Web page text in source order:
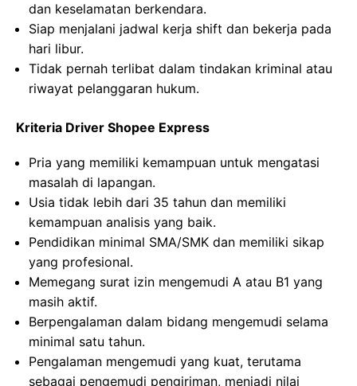
dan keselamatan berkendara.
Siap menjalani jadwal kerja shift dan bekerja pada
hari libur.
Tidak pernah terlibat dalam tindakan kriminal atau
riwayat pelanggaran hukum.
Kriteria Driver Shopee Express
Pria yang memiliki kemampuan untuk mengatasi
masalah di lapangan.
Usia tidak lebih dari 35 tahun dan memiliki
kemampuan analisis yang baik.
Pendidikan minimal SMA/SMK dan memiliki sikap
yang profesional.
Memegang surat izin mengemudi A atau B1 yang
masih aktif.
Berpengalaman dalam bidang mengemudi selama
minimal satu tahun.
Pengalaman mengemudi yang kuat, terutama
sebagai pengemudi pengiriman, menjadi nilai